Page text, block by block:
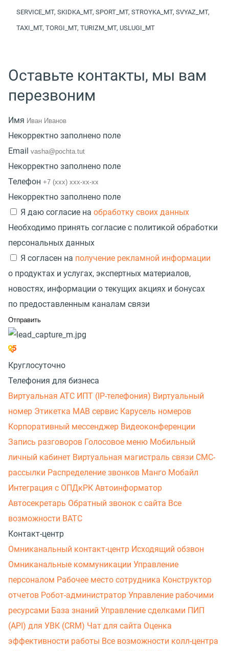
SERVICE_MT, SKIDKA_MT, SPORT_MT, STROYKA_MT, SVYAZ_MT,
TAXI_MT, TORGI_MT, TURIZM_MT, USLUGI_MT
Оставьте контакты, мы вам
перезвоним
Имя
Некорректно заполнено поле
Email
Некорректно заполнено поле
Телефон
Некорректно заполнено поле
Я даю согласие на обработку своих данных
Необходимо принять согласие с политикой обработки
персональных данных
Я согласен на получение рекламной информации
о продуктах и услугах, экспертных материалов,
новостях, информации о текущих акциях и бонусах
по предоставленным каналам связи
Круглосуточно
Телефония для бизнеса
Виртуальная АТС ИПТ (IP-телефония) Виртуальный
номер Этикетка МАВ сервис Карусель номеров
Корпоративный мессенджер Видеоконференции
Запись разговоров Голосовое меню Мобильный
личный кабинет Виртуальная магистраль связи СМС-
рассылки Распределение звонков Манго Мобайл
Интеграция с ОПДкРК Автоинформатор
Автосекретарь Обратный звонок с сайта Все
возможности ВАТС
Контакт-центр
Омниканальный контакт-центр Исходящий обзвон
Омниканальные коммуникации Управление
персоналом Рабочее место сотрудника Конструктор
отчетов Робот-администратор Управление рабочими
ресурсами База знаний Управление сделками ПИП
(API) для УВК (CRM) Чат для сайта Оценка
эффективности работы Все возможности колл-центра